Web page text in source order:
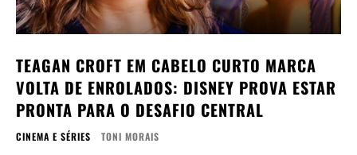
TEAGAN CROFT EM CABELO CURTO MARCA
VOLTA DE ENROLADOS: DISNEY PROVA ESTAR
PRONTA PARA O DESAFIO CENTRAL
CINEMA E SÉRIES TONI MORAIS